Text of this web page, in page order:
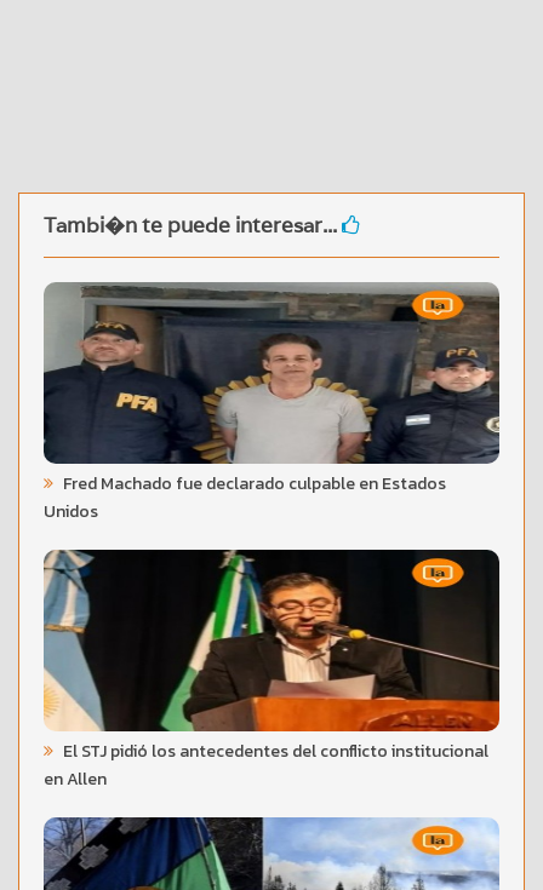
Tambi�n te puede interesar...
Fred Machado fue declarado culpable en Estados
Unidos
El STJ pidió los antecedentes del conflicto institucional
en Allen